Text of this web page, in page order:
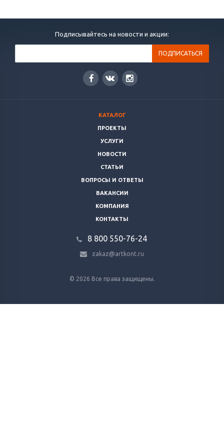
Подписывайтесь на новости и акции:
КАТАЛОГ
ПРОЕКТЫ
УСЛУГИ
НОВОСТИ
СТАТЬИ
ВОПРОСЫ И ОТВЕТЫ
ВАКАНСИИ
КОМПАНИЯ
КОНТАКТЫ
8 800 ‎550-76-24
zakaz@artkont.ru
© 2026 Все права защищены.